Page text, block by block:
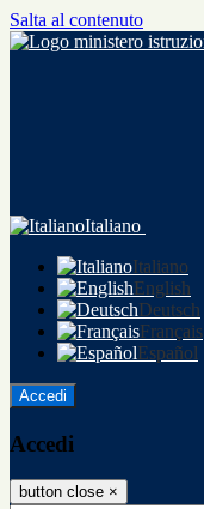
Salta al contenuto
Italiano
Italiano
English
Deutsch
Français
Español
Accedi
Accedi
button close ×